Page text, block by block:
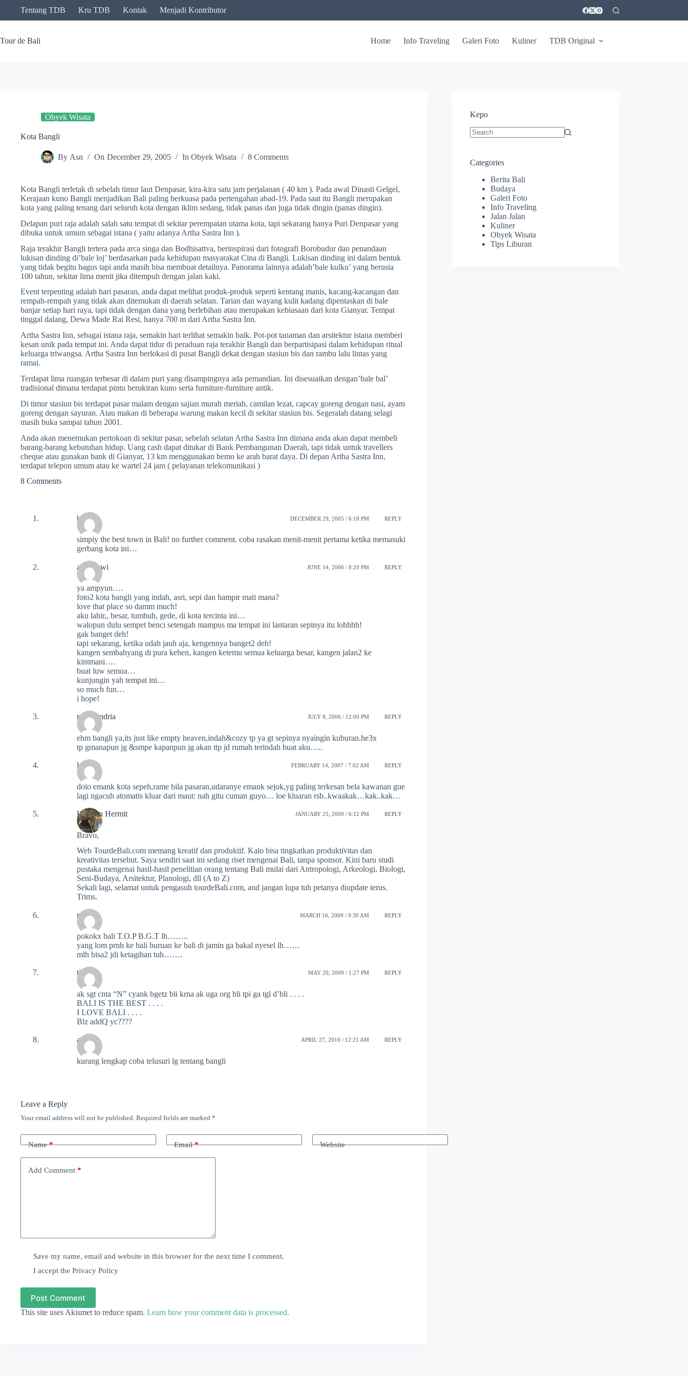
content
Tentang TDB Kru TDB Kontak Menjadi Kontributor
Tour de Bali Home Info Traveling Galeri Foto Kuliner TDB Original
Obyek Wisata
Kota Bangli
By Asn On December 29, 2005 In Obyek Wisata 8 Comments
Kota Bangli terletak di sebelah timur laut Denpasar, kira-kira satu jam perjalanan ( 40 km ). Pada awal Dinasti Gelgel,
Kerajaan kuno Bangli menjadikan Bali paling berkuasa pada pertengahan abad-19. Pada saat itu Bangli merupakan
kota yang paling tenang dari seluruh kota dengan iklim sedang, tidak panas dan juga tidak dingin (panas dingin).
Delapan puri raja adalah salah satu tempat di sekitar perempatan utama kota, tapi sekarang hanya Puri Denpasar yang
dibuka untuk umum sebagai istana ( yaitu adanya Artha Sastra Inn ).
Raja terakhir Bangli tertera pada arca singa dan Bodhisattva, berinspirasi dari fotografi Borobudur dan penandaan
lukisan dinding di’bale loj’ berdasarkan pada kehidupan masyarakat Cina di Bangli. Lukisan dinding ini dalam bentuk
yang tidak begitu bagus tapi anda masih bisa membuat detailnya. Panorama lainnya adalah’bale kulku’ yang berusia
100 tahun, sekitar lima menit jika ditempuh dengan jalan kaki.
Event terpenting adalah hari pasaran, anda dapat melihat produk-produk seperti kentang manis, kacang-kacangan dan
rempah-rempah yang tidak akan ditemukan di daerah selatan. Tarian dan wayang kulit kadang dipentaskan di bale
banjar setiap hari raya, tapi tidak dengan dana yang berlebihan atau merupakan kebiasaan dari kota Gianyar. Tempat
tinggal dalang, Dewa Made Rai Resi, hanya 700 m dari Artha Sastra Inn.
Artha Sastra Inn, sebagai istana raja, semakin hari terlihat semakin baik. Pot-pot tanaman dan arsitektur istana memberi
kesan unik pada tempat ini. Anda dapat tidur di peraduan raja terakhir Bangli dan berpartisipasi dalam kehidupan ritual
keluarga triwangsa. Artha Sastra Inn berlokasi di pusat Bangli dekat dengan stasiun bis dan rambu lalu lintas yang
ramai.
Terdapat lima ruangan terbesar di dalam puri yang disampingnya ada pemandian. Ini disesuaikan dengan’bale bal’
tradisional dimana terdapat pintu berukiran kuno serta furniture-furniture antik.
Di timur stasiun bis terdapat pasar malam dengan sajian murah meriah, camilan lezat, capcay goreng dengan nasi, ayam
goreng dengan sayuran. Atau makan di beberapa warung makan kecil di sekitar stasiun bis. Segeralah datang selagi
masih buka sampai tahun 2001.
Anda akan menemukan pertokoan di sekitar pasar, sebelah selatan Artha Sastra Inn dimana anda akan dapat membeli
barang-barang kebutuhan hidup. Uang cash dapat ditukar di Bank Pembangunan Daerah, tapi tidak untuk travellers
cheque atau gunakan bank di Gianyar, 13 km menggunakan bemo ke arah barat daya. Di depan Artha Sastra Inn,
terdapat telepon umum atau ke wartel 24 jam ( pelayanan telekomunikasi )
8 Comments
krov DECEMBER 29, 2005 / 6:18 PM REPLY
simply the best town in Bali! no further comment. coba rasakan menit-menit pertama ketika memasuki
gerbang kota ini…
arya dewi JUNE 14, 2006 / 8:20 PM REPLY
ya ampyun….
foto2 kota bangli yang indah, asri, sepi dan hampir mati mana?
love that place so damm much!
aku lahir,, besar, tumbuh, gede, di kota tercinta ini…
walopun dulu sempet benci setengah mampus ma tempat ini lantaran sepinya itu lohhhh!
gak banget deh!
tapi sekarang, ketika udah jauh aja, kengennya banget2 deh!
kangen sembahyang di pura kehen, kangen ketemu semua keluarga besar, kangen jalan2 ke
kintmani….
buat luw semua…
kunjungin yah tempat ini…
so much fun…
i hope!
resha andria JULY 8, 2006 / 12:00 PM REPLY
ehm bangli ya,its just like empty heaven,indah&cozy tp ya gt sepinya nyaingin kuburan.he3x
tp gmanapun jg &smpe kapanpun jg akan ttp jd rumah terindah buat aku…..
le bang FEBRUARY 14, 2007 / 7:02 AM REPLY
dolo emank kota sepeh,rame bila pasaran,udaranye emank sejok,yg paling terkesan bela kawanan gue
lagi ngacuh atomatis kluar dari maut: nah gitu cuman guyo… loe kluaran rsb..kwaakak…kak..kak…
Herman Hermit JANUARY 25, 2009 / 6:12 PM REPLY
Bravo,
Web TourdeBali.com memang kreatif dan produktif. Kalo bisa tingkatkan produktivitas dan
kreativitas tersebut. Saya sendiri saat ini sedang riset mengenai Bali, tanpa sponsor. Kini baru studi
pustaka mengenai hasil-hasil penelitian orang tentang Bali mulai dari Antropologi, Arkeologi, Biologi,
Seni-Budaya, Arsitektur, Planologi, dll (A to Z)
Sekali lagi, selamat untuk pengasuh tourdeBali.com, and jangan lupa tuh petanya diupdate terus.
Trims.
na2 MARCH 16, 2009 / 9:30 AM REPLY
pokokx bali T.O.P B.G.T lh……..
yang lom prnh ke bali buruan ke bali di jamin ga bakal nyesel lh……
mlh bisa2 jdi ketagihan tuh…….
tika MAY 20, 2009 / 1:27 PM REPLY
ak sgt cnta “N” cyank bgetz bli krna ak uga org bli tpi ga tgl d’bli . . . .
BALI IS THE BEST . . . .
I LOVE BALI . . . .
Blz addQ yc????
aq APRIL 27, 2010 / 12:21 AM REPLY
kurang lengkap coba telusuri lg tentang bangli
Leave a Reply
Your email address will not be published. Required fields are marked *
Name* Email* Website
Add Comment *
Save my name, email and website in this browser for the next time I comment.
I accept thePrivacy Policy
Post Comment
This site uses Akismet to reduce spam. Learn how your comment data is processed.
Kepo
Categories
Berita Bali
Budaya
Galeri Foto
Info Traveling
Jalan Jalan
Kuliner
Obyek Wisata
Tips Liburan